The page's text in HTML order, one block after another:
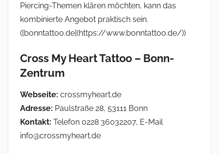
Piercing-Themen klären möchten, kann das
kombinierte Angebot praktisch sein.
([bonntattoo.de](https://www.bonntattoo.de/))
Cross My Heart Tattoo – Bonn-
Zentrum
Webseite: crossmyheart.de
Adresse: Paulstraße 28, 53111 Bonn
Kontakt: Telefon 0228 36032207, E-Mail
info@crossmyheart.de